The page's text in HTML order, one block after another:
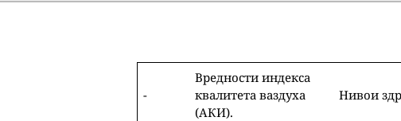
-
Вредности индекса
квалитета ваздуха
(АКИ).
Нивои